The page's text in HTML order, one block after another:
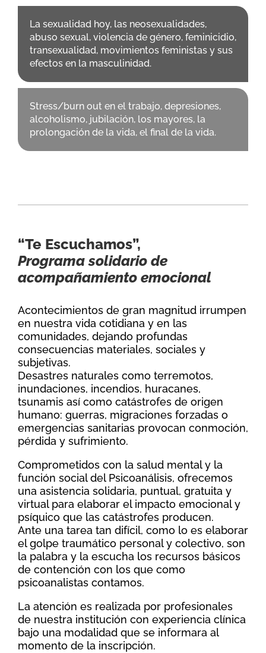
La sexualidad hoy, las neosexualidades,
abuso sexual, violencia de género, feminicidio,
transexualidad, movimientos feministas y sus
efectos en la masculinidad.
Stress/burn out en el trabajo, depresiones,
alcoholismo, jubilación, los mayores, la
prolongación de la vida, el final de la vida.
“Te Escuchamos”,
Programa solidario de
acompañamiento emocional
Acontecimientos de gran magnitud irrumpen
en nuestra vida cotidiana y en las
comunidades, dejando profundas
consecuencias materiales, sociales y
subjetivas.
Desastres naturales como terremotos,
inundaciones, incendios, huracanes,
tsunamis así como catástrofes de origen
humano: guerras, migraciones forzadas o
emergencias sanitarias provocan conmoción,
pérdida y sufrimiento.
Comprometidos con la salud mental y la
función social del Psicoanálisis, ofrecemos
una asistencia solidaria, puntual, gratuita y
virtual para elaborar el impacto emocional y
psíquico que las catástrofes producen.
Ante una tarea tan difícil, como lo es elaborar
el golpe traumático personal y colectivo, son
la palabra y la escucha los recursos básicos
de contención con los que como
psicoanalistas contamos.
La atención es realizada por profesionales
de nuestra institución con experiencia clínica
bajo una modalidad que se informara al
momento de la inscripción.